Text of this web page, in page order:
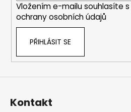
Vložením e-mailu souhlasíte s
ochrany osobních údajů
PŘIHLÁSIT SE
Kontakt